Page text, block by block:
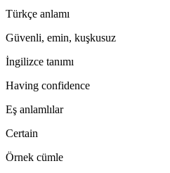
Türkçe anlamı
Güvenli, emin, kuşkusuz
İngilizce tanımı
Having confidence
Eş anlamlılar
Certain
Örnek cümle